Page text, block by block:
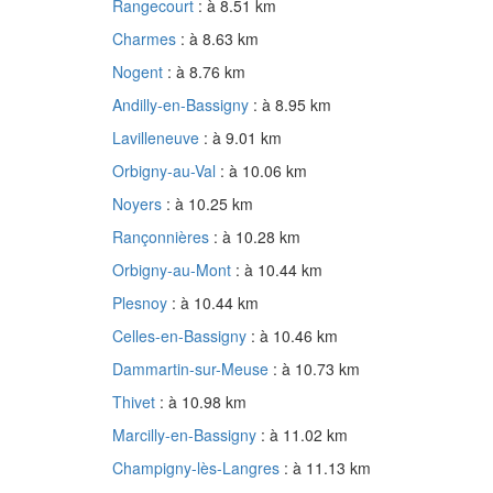
Rangecourt : à 8.51 km
Charmes : à 8.63 km
Nogent : à 8.76 km
Andilly-en-Bassigny : à 8.95 km
Lavilleneuve : à 9.01 km
Orbigny-au-Val : à 10.06 km
Noyers : à 10.25 km
Rançonnières : à 10.28 km
Orbigny-au-Mont : à 10.44 km
Plesnoy : à 10.44 km
Celles-en-Bassigny : à 10.46 km
Dammartin-sur-Meuse : à 10.73 km
Thivet : à 10.98 km
Marcilly-en-Bassigny : à 11.02 km
Champigny-lès-Langres : à 11.13 km